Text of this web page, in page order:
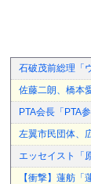
石破茂前総理「
佐藤二朗、橋本
PTA会長「PTA
左翼市民団体、
エッセイスト「
【衝撃】蓮舫